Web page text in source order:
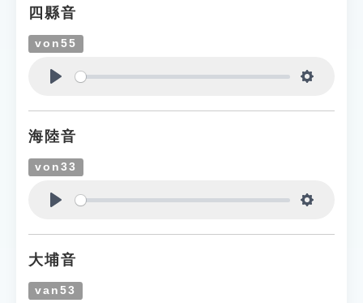
四縣音
von55
海陸音
von33
大埔音
van53